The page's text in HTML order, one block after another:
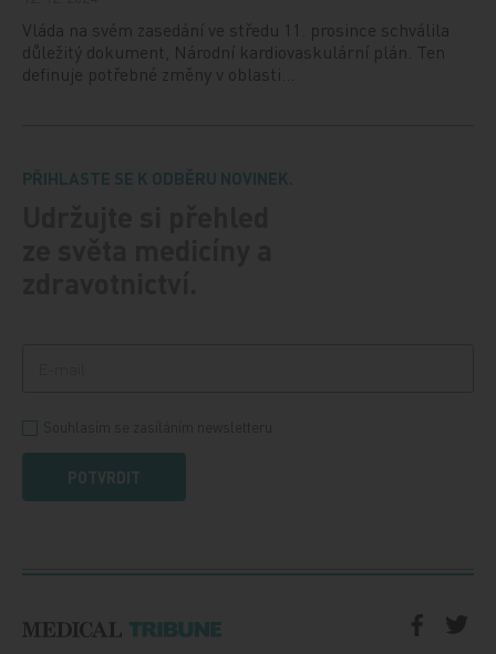
Vláda na svém zasedání ve středu 11. prosince schválila
důležitý dokument, Národní kardiovaskulární plán. Ten
definuje potřebné změny v oblasti…
PŘIHLASTE SE K ODBĚRU NOVINEK.
POTVRDIT